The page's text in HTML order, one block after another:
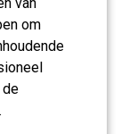
om
de